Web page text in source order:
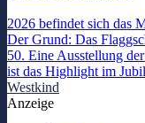
2026 befindet sich das
Der Grund: Das
50. Eine Ausstellung
ist das Highlight im
Westkind
Anzeige